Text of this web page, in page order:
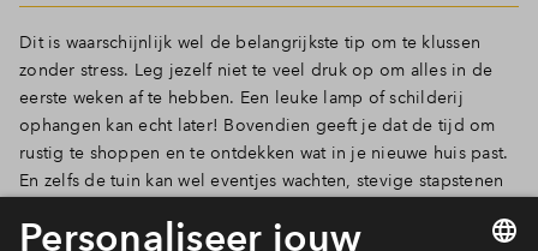
Dit is waarschijnlijk wel de belangrijkste tip om te klussen
zonder stress. Leg jezelf niet te veel druk op om alles in de
eerste weken af te hebben. Een leuke lamp of schilderij
ophangen kan echt later! Bovendien geeft je dat de tijd om
rustig te shoppen en te ontdekken wat in je nieuwe huis past.
En zelfs de tuin kan wel eventjes wachten, stevige stapstenen